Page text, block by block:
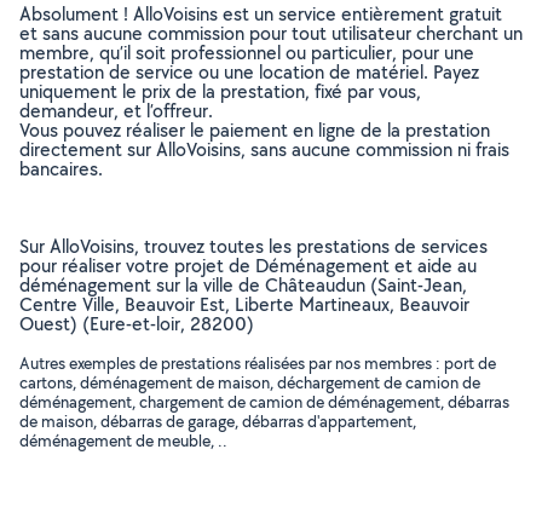
Absolument ! AlloVoisins est un service entièrement gratuit
et sans aucune commission pour tout utilisateur cherchant un
membre, qu’il soit professionnel ou particulier, pour une
prestation de service ou une location de matériel. Payez
uniquement le prix de la prestation, fixé par vous,
demandeur, et l’offreur.
Vous pouvez réaliser le paiement en ligne de la prestation
directement sur AlloVoisins, sans aucune commission ni frais
bancaires.
Sur AlloVoisins, trouvez toutes les prestations de services
pour réaliser votre projet de Déménagement et aide au
déménagement sur la ville de Châteaudun (Saint-Jean,
Centre Ville, Beauvoir Est, Liberte Martineaux, Beauvoir
Ouest) (Eure-et-loir, 28200)
Autres exemples de prestations réalisées par nos membres : port de
cartons, déménagement de maison, déchargement de camion de
déménagement, chargement de camion de déménagement, débarras
de maison, débarras de garage, débarras d'appartement,
déménagement de meuble, ..